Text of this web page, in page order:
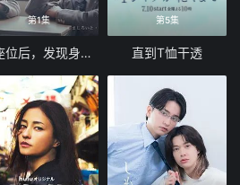
第1集
换座位后，发现身后的男生好像喜欢我
第5集
直到T恤干透